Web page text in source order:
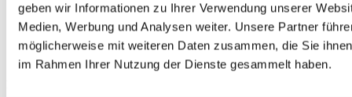
geben wir Informationen zu Ihrer Verwendung unserer
Medien, Werbung und Analysen weiter. Unsere Partner
möglicherweise mit weiteren Daten zusammen, die Sie
im Rahmen Ihrer Nutzung der Dienste gesammelt haben.